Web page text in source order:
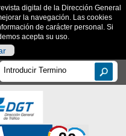
digital de la Dirección General
la navegación. Las cookies
de carácter personal. Si
acepta su uso.